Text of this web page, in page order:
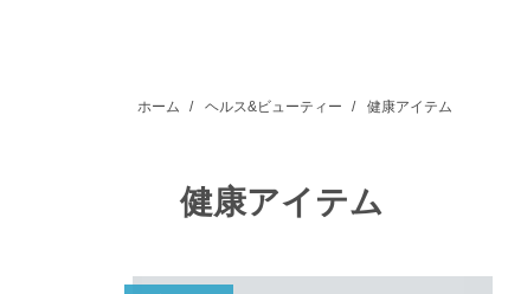
ホーム / ヘルス&ビューティー / 健康アイテム
健康アイテム